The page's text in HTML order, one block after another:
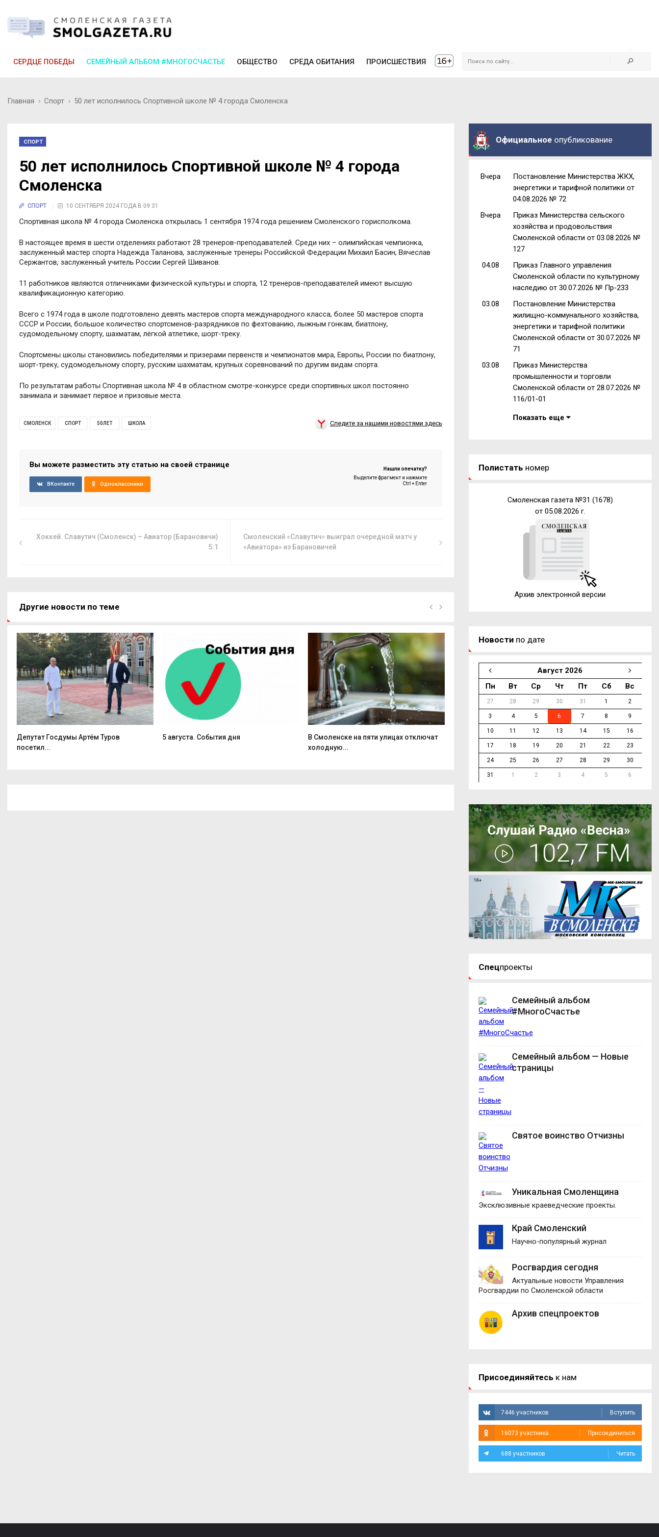
СЕРДЦЕ ПОБЕДЫ СЕМЕЙНЫЙ АЛЬБОМ #МНОГОСЧАСТЬЕ ОБЩЕСТВО СРЕДА ОБИТАНИЯ ПРОИСШЕСТВИЯ
Главная Спорт 50 лет исполнилось Спортивной школе № 4 города Смоленска
СПОРТ
50 лет исполнилось Спортивной школе № 4 города
Смоленска
СПОРТ 10 СЕНТЯБРЯ 2024 ГОДА В 09:31
Спортивная школа № 4 города Смоленска открылась 1 сентября 1974 года решением Смоленского горисполкома.
В настоящее время в шести отделениях работают 28 тренеров-преподавателей. Среди них – олимпийская чемпионка,
заслуженный мастер спорта Надежда Таланова, заслуженные тренеры Российской Федерации Михаил Басин, Вячеслав
Сержантов, заслуженный учитель России Сергей Шиванов.
11 работников являются отличниками физической культуры и спорта, 12 тренеров-преподавателей имеют высшую
квалификационную категорию.
Всего с 1974 года в школе подготовлено девять мастеров спорта международного класса, более 50 мастеров спорта
СССР и России, большое количество спортсменов-разрядников по фехтованию, лыжным гонкам, биатлону,
судомодельному спорту, шахматам, лёгкой атлетике, шорт-треку.
Спортсмены школы становились победителями и призерами первенств и чемпионатов мира, Европы, России по биатлону,
шорт-треку, судомодельному спорту, русским шахматам, крупных соревнований по другим видам спорта.
По результатам работы Спортивная школа № 4 в областном смотре-конкурсе среди спортивных школ постоянно
занимала и занимает первое и призовые места.
СМОЛЕНСК СПОРТ 50ЛЕТ ШКОЛА Следите за нашими новостями здесь
Вы можете разместить эту статью на своей странице
ВКонтакте Одноклассники
Нашли опечатку?
Выделите фрагмент и нажмите
Ctrl + Enter
Хоккей. Славутич (Смоленск) – Авиатор (Барановичи)
5:1
Смоленский «Славутич» выиграл очередной матч у
«Авиатора» из Барановичей
Другие новости по теме
Депутат Госдумы Артём Туров
посетил...
5 августа. События дня
В Смоленске на пяти улицах отключат
холодную...
В Смоленске продолжается ремонт... На трассе М-1 в
Официальное опубликование
Вчера
Постановление Министерства ЖКХ,
энергетики и тарифной политики от
04.08.2026 № 72
Вчера
Приказ Министерства сельского
хозяйства и продовольствия
Смоленской области от 03.08.2026 №
127
04.08
Приказ Главного управления
Смоленской области по культурному
наследию от 30.07.2026 № Пр-233
03.08
Постановление Министерства
жилищно-коммунального хозяйства,
энергетики и тарифной политики
Смоленской области от 30.07.2026 №
71
03.08
Приказ Министерства
промышленности и торговли
Смоленской области от 28.07.2026 №
116/01-01
Показать еще
Полистать номер
Смоленская газета №31 (1678)
от 05.08.2026 г.
Архив электронной версии
Новости по дате
Август 2026
Пн
Вт Ср Чт Пт Сб Вс
27 28 29 30 31 1 2
3 4 5 6 7 8 9
10 11 12 13 14 15 16
17 18 19 20 21 22 23
24 25 26 27 28 29 30
31 1 2 3 4 5 6
Спецпроекты
Семейный альбом
#МногоСчастье
Семейный альбом — Новые
страницы
Святое воинство Отчизны
Уникальная Смоленщина
Эксклюзивные краеведческие проекты.
Край Смоленский
Научно-популярный журнал
Росгвардия сегодня
Актуальные новости Управления
Росгвардии по Смоленской области
Архив спецпроектов
Присоединяйтесь к нам
7446 участников Вступить
16073 участника Присоединиться
688 участников Читать